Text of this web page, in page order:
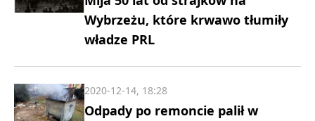
Wybrzeżu, które krwawo tłumiły
władze PRL
Odpady po remoncie palił w
2020-12-14, 18:28